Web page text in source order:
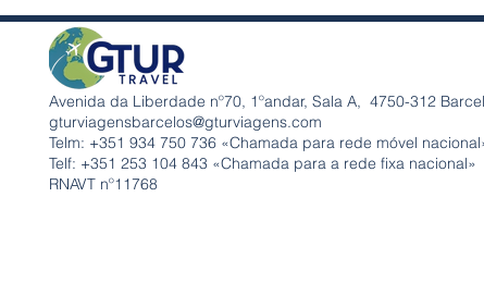
Avenida da Liberdade nº70, 1ºandar, Sala A, 4750-312
gturviagensbarcelos@gturviagens.com
Telm: +351 934 750 736 «Chamada para rede móvel
Telf: +351 253 104 843 «Chamada para a rede fixa nacional»
RNAVT nº11768